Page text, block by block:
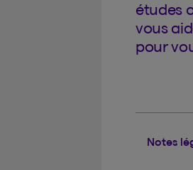
études
vous
pour
Notes